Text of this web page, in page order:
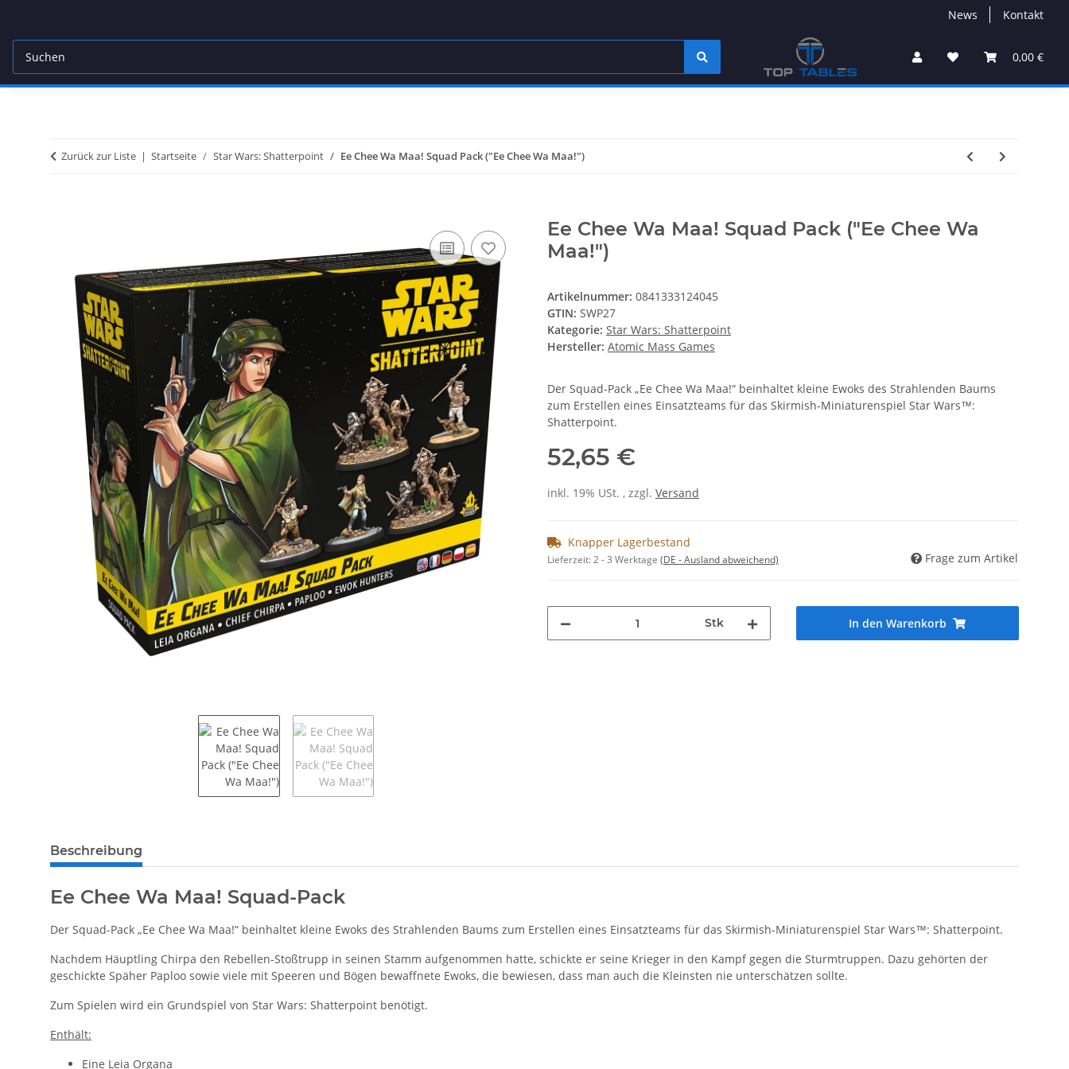
News Kontakt
0,00 €
Zurück zur Liste Startseite Star Wars: Shatterpoint Ee Chee Wa Maa! Squad Pack ("Ee Chee Wa Maa!")
Ee Chee Wa Maa! Squad Pack ("Ee Chee Wa
Maa!")
Artikelnummer: 0841333124045
GTIN: SWP27
Kategorie: Star Wars: Shatterpoint
Hersteller: Atomic Mass Games
Der Squad-Pack „Ee Chee Wa Maa!“ beinhaltet kleine Ewoks des Strahlenden Baums
zum Erstellen eines Einsatzteams für das Skirmish-Miniaturenspiel Star Wars™:
Shatterpoint.
52,65 €
inkl. 19% USt. , zzgl. Versand
Knapper Lagerbestand
Lieferzeit:2 - 3 Werktage (DE - Ausland abweichend) Frage zum Artikel
Stk In den Warenkorb
weitere Registerkarten anzeigen
Beschreibung
Ee Chee Wa Maa! Squad-Pack
Der Squad-Pack „Ee Chee Wa Maa!“ beinhaltet kleine Ewoks des Strahlenden Baums zum Erstellen eines Einsatzteams für das Skirmish-Miniaturenspiel Star Wars™: Shatterpoint.
Nachdem Häuptling Chirpa den Rebellen-Stoßtrupp in seinen Stamm aufgenommen hatte, schickte er seine Krieger in den Kampf gegen die Sturmtruppen. Dazu gehörten der
geschickte Späher Paploo sowie viele mit Speeren und Bögen bewaffnete Ewoks, die bewiesen, dass man auch die Kleinsten nie unterschätzen sollte.
Zum Spielen wird ein Grundspiel von Star Wars: Shatterpoint benötigt.
Enthält:
Eine Leia Organa